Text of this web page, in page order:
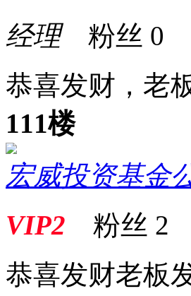
经理粉丝 0
恭喜发财，老
111楼
宏威投资基金
VIP2 粉丝 2
恭喜发财老板